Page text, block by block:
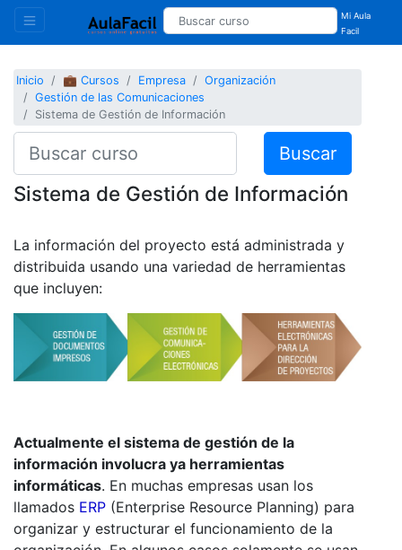
Mi Aula
Facil
Inicio 💼 Cursos Empresa
Organización
Gestión de las Comunicaciones
Sistema de Gestión de Información
Buscar
Sistema de Gestión de Información
La información del proyecto está administrada y
distribuida usando una variedad de herramientas
que incluyen:
Actualmente el sistema de gestión de la
información involucra ya herramientas
informáticas. En muchas empresas usan los
llamados ERP (Enterprise Resource Planning) para
organizar y estructurar el funcionamiento de la